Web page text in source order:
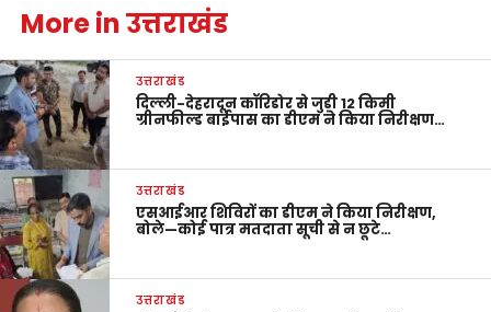
More in उत्तराखंड
उत्तराखंड
दिल्ली-देहरादून कॉरिडोर से जुड़ी 12 किमी
ग्रीनफील्ड बाईपास का डीएम ने किया निरीक्षण…
उत्तराखंड
एसआईआर शिविरों का डीएम ने किया निरीक्षण,
बोले—कोई पात्र मतदाता सूची से न छूटे…
उत्तराखंड